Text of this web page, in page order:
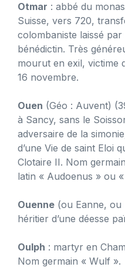
Otmar : abbé du
Suisse, vers 720,
colombaniste laissé
bénédictin. Très
mourut en exil, victime
16 novembre.
Ouen (Géo : Auvent)
à Sancy, sans le
adversaire de la
d’une Vie de saint Eloi
Clotaire II. Nom
latin « Audoenus » ou
Ouenne (ou Eanne, ou
héritier d’une déesse
Oulph : martyr en
Nom germain « Wulf ».